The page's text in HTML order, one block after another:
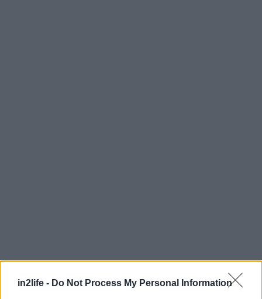
in2life - Do Not Process My Personal Information